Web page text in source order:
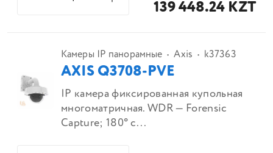
139 448.24 KZT
Камеры IP панорамные Axis k37363
AXIS Q3708-PVE
IP камера фиксированная купольная
многоматричная. WDR — Forensic
Capture; 180° с...